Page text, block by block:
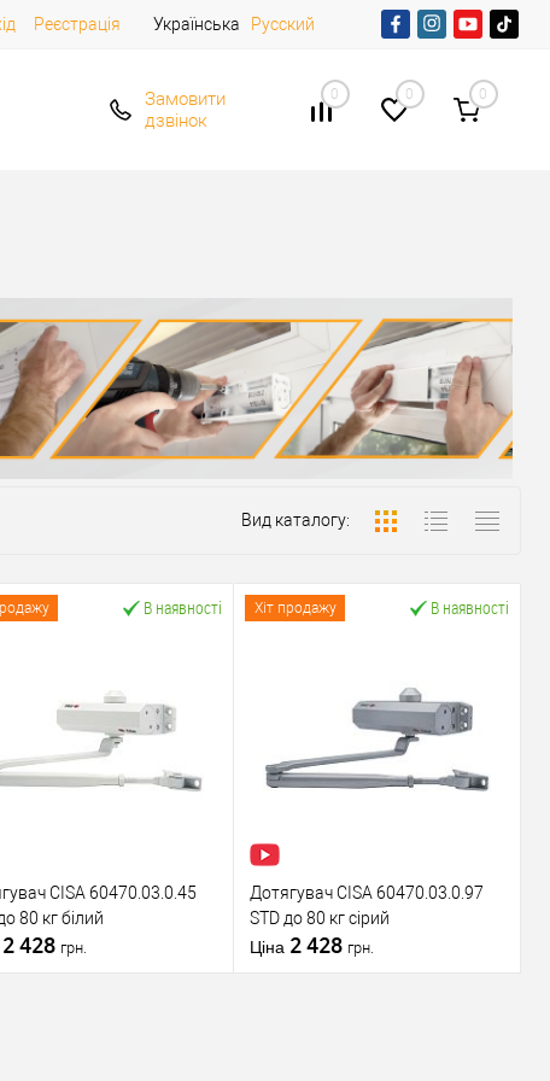
Реєстрація Українська Русский
Замовити
дзвінок
0 0 0
Вид каталогу:
В наявності
CISA 60470.03.0.45
80 кг білий
2 428 грн.
Хіт продажу В наявності
Дотягувач CISA 60470.03.0.97
STD до 80 кг сірий
Ціна 2 428 грн.